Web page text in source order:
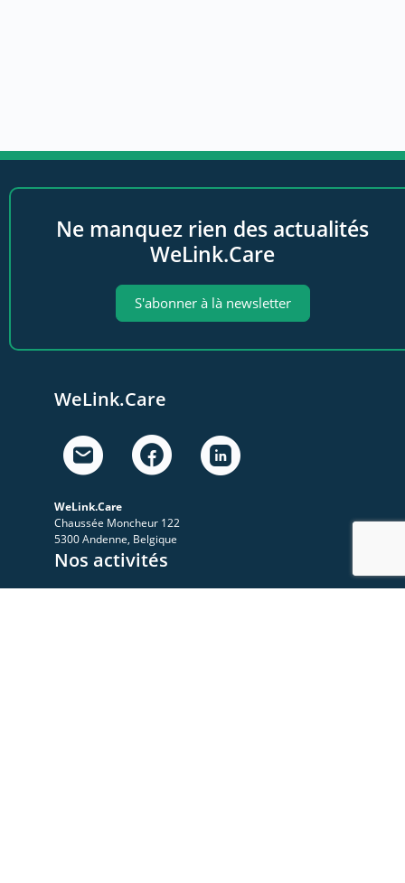
Ne manquez rien des actualités
WeLink.Care
S'abonner à là newsletter
WeLink.Care
WeLink.Care
Chaussée Moncheur 122
5300 Andenne, Belgique
Nos activités